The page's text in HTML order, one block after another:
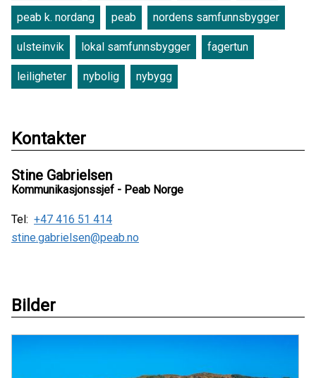
peab k. nordang peab nordens samfunnsbygger
ulsteinvik lokal samfunnsbygger fagertun
leiligheter nybolig nybygg
Kontakter
Stine Gabrielsen
Kommunikasjonssjef - Peab Norge
Tel: +47 416 51 414
stine.gabrielsen@peab.no
Bilder